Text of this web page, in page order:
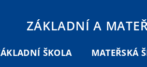
ZÁKLADNÍ A
ŠKOLA MATEŘSKÁ